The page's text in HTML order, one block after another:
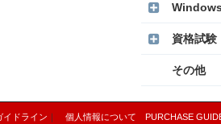
資格試験
その他
イドライン ｜ 個人情報について PURCHASE